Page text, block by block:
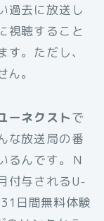
過去に放送し
視聴すること
。ただし、
。
ーネクストで
な放送局の番
るんです。Ｎ
付与されるU-
日間無料体験